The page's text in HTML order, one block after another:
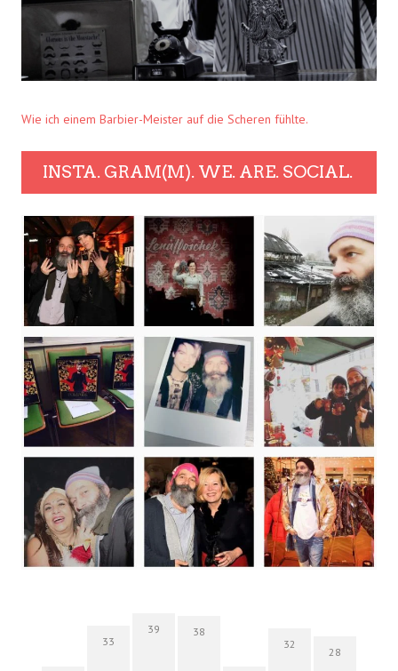
Wie ich einem Barbier-Meister auf die Scheren fühlte.
INSTA. GRAM(M). WE. ARE. SOCIAL.
33
39 38
32
28